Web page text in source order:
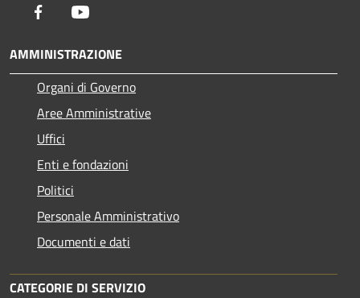
Facebook
AMMINISTRAZIONE
Organi di Governo
Aree Amministrative
Uffici
Enti e fondazioni
Politici
Personale Amministrativo
Documenti e dati
CATEGORIE DI SERVIZIO